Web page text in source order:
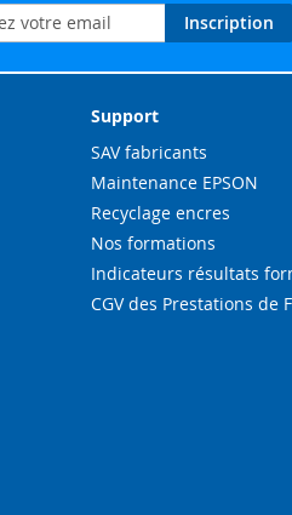
Inscription
Support
SAV fabricants
Maintenance EPSON
Recyclage encres
Nos formations
Indicateurs résultats
CGV des Prestations de